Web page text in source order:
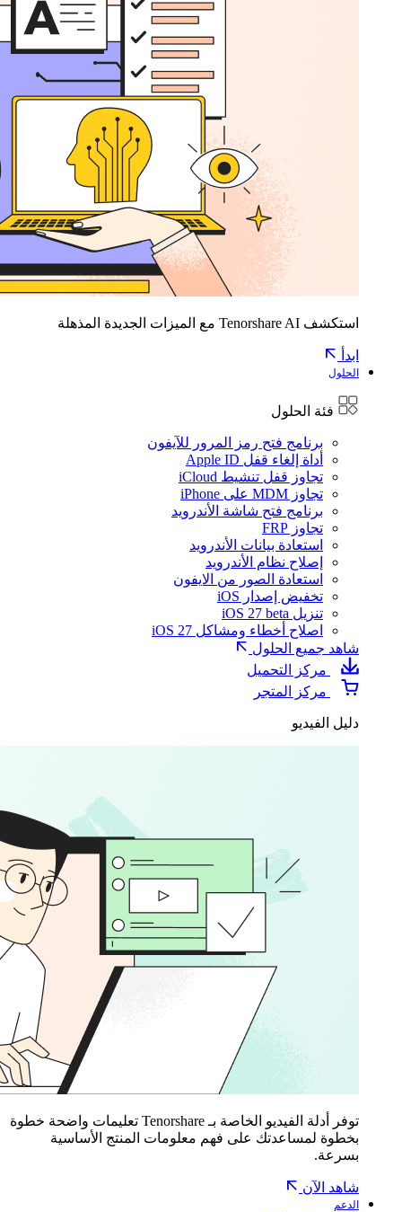
استكشف Tenorshare AI مع الميزات الجديدة المذهلة
ابدأ
الحلول
فئة الحلول
برنامج فتح رمز المرور للآيفون
أداة إلغاء قفل Apple ID
تجاوز قفل تنشيط iCloud
تجاوز MDM على iPhone
برنامج فتح شاشة الأندرويد
تجاوز FRP
استعادة بيانات الأندرويد
إصلاح نظام الأندرويد
استعادة الصور من الايفون
تخفيض إصدار iOS
تنزيل iOS 27 beta
اصلاح أخطاء ومشاكل iOS 27
شاهد جميع الحلول
مركز التحميل
مركز المتجر
دليل الفيديو
توفر أدلة الفيديو الخاصة بـ Tenorshare تعليمات واضحة خطوة
بخطوة لمساعدتك على فهم معلومات المنتج الأساسية
بسرعة.
شاهد الآن
الدعم